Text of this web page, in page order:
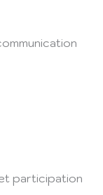
participation